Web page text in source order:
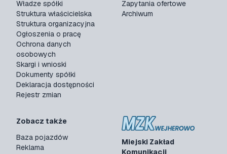
Miejski Zakład
Komunikacji
Władze spółki
Struktura właścicielska
Struktura organizacyjna
Ogłoszenia o pracę
Ochrona danych
osobowych
Skargi i wnioski
Dokumenty spółki
Deklaracja dostępności
Rejestr zmian
Zapytania ofertowe
Archiwum
Zobacz także
Baza pojazdów
Reklama